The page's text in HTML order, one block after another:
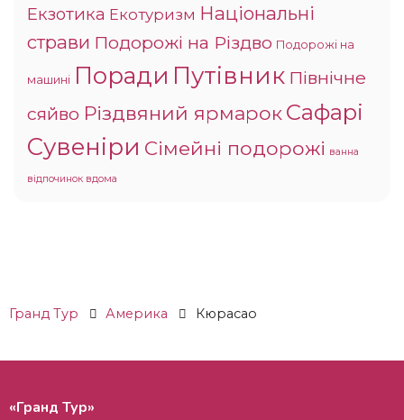
Екзотика Екотуризм Національні
страви Подорожі на Різдво Подорожі на
машині Поради Путівник Північне
сяйво Різдвяний ярмарокСафарі
Сувеніри Сімейні подорожі ванна
відпочинок вдома
Гранд Тур Америка Кюрасао
«Гранд Тур»